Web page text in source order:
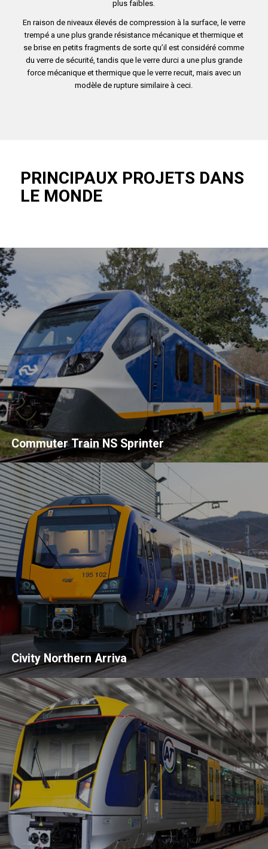
plus faibles.
En raison de niveaux élevés de compression à la surface, le verre
trempé a une plus grande résistance mécanique et thermique et
se brise en petits fragments de sorte qu’il est considéré comme
du verre de sécurité, tandis que le verre durci a une plus grande
force mécanique et thermique que le verre recuit, mais avec un
modèle de rupture similaire à ceci.
PRINCIPAUX PROJETS DANS
LE MONDE
Commuter Train NS Sprinter
Civity Northern Arriva